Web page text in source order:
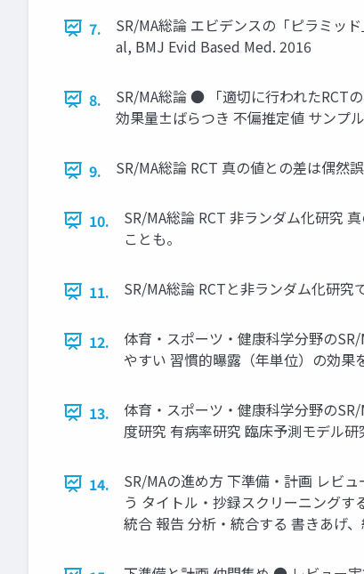
7.
SR/MA総論 エビデンスの「ピラミッ
al, BMJ Evid Based Med. 2016
8.
SR/MA総論 ● 「適切に行われたRCT
効果量±ばらつき 不偏推定値 サンプ
9. SR/MA総論 RCT 真の値との差は偶然
10.
SR/MA総論 RCT 非ランダム化研究
ことも。
11. SR/MA総論 RCTと非ランダム化研
12.
体育・スポーツ・健康科学分野の
やすい 習慣的曝露（年単位）の効果
13.
体育・スポーツ・健康科学分野の
度研究 有病率研究 臨床予測モデル
14.
SR/MAの進め方 下準備・計画 レビ
う タイトル・抄録スクリーニング
統合 報告 分析・統合する 書きあげ